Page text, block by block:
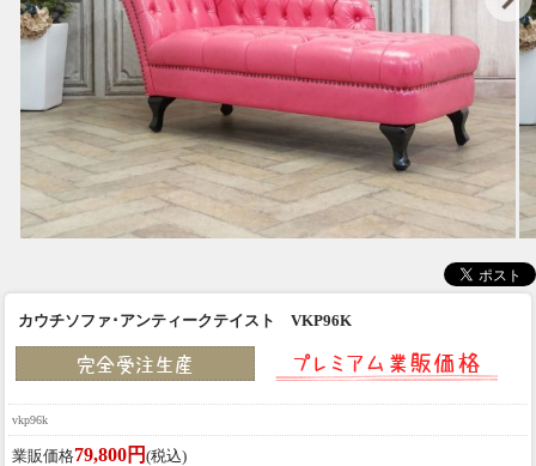
カウチソファ･アンティークテイスト VKP96K
vkp96k
業販価格79,800円 (税込)